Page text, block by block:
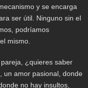
y se encarga
ser útil. Ninguno sin el
podríamos
mismo.
¿quieres saber
un amor pasional, donde
no hay insultos,